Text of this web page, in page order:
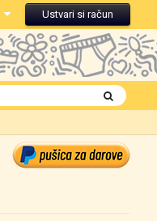
Ustvari si račun